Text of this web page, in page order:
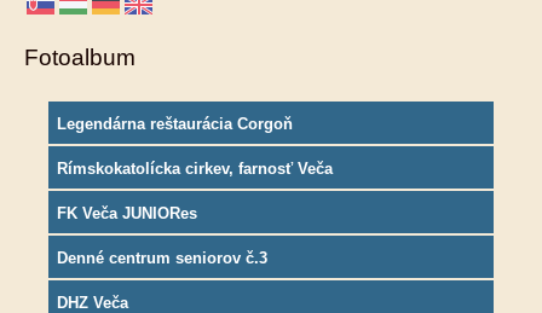
Fotoalbum
Legendárna reštaurácia Corgoň
Rímskokatolícka cirkev, farnosť Veča
FK Veča JUNIORes
Denné centrum seniorov č.3
DHZ Veča